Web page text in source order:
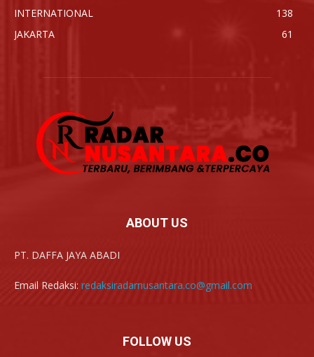
INTERNATIONAL
138
JAKARTA
61
ABOUT US
PT. DAFFA JAYA ABADI
Email Redaksi: redaksiradarnusantara.co@gmail.com
FOLLOW US